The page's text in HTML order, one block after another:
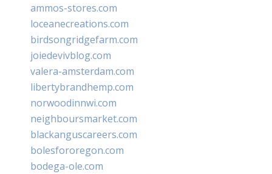
ammos-stores.com
loceanecreations.com
birdsongridgefarm.com
joiedevivblog.com
valera-amsterdam.com
libertybrandhemp.com
norwoodinnwi.com
neighboursmarket.com
blackanguscareers.com
bolesfororegon.com
bodega-ole.com